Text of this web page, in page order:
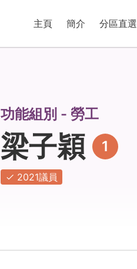
主頁 簡介 分區直選
功能組別 - 勞工
梁子穎 1
2021議員